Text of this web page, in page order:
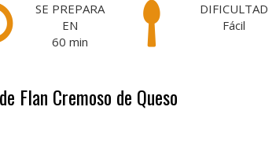
SE PREPARA
EN
60 min
DIFICULTAD
Fácil
Flan Cremoso de Queso